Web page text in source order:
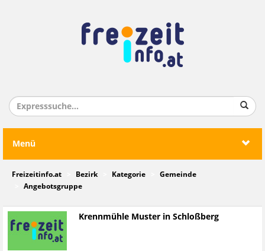
Menü
Freizeitinfo.at Bezirk Kategorie
Gemeinde
Angebotsgruppe
Krennmühle Muster in Schloßberg